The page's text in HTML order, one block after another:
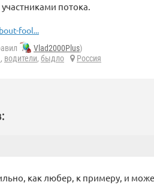
потока.
fool...
Vlad2000Plus)
, водители, быдло
Россия
как любер, к примеру, и